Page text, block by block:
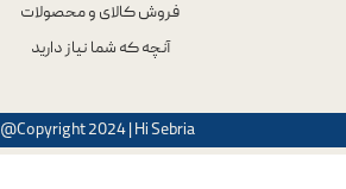
@Copyright 2024 | Hi Sebria
فروش کالای و محصولات
آنچه که شما نیاز دارید